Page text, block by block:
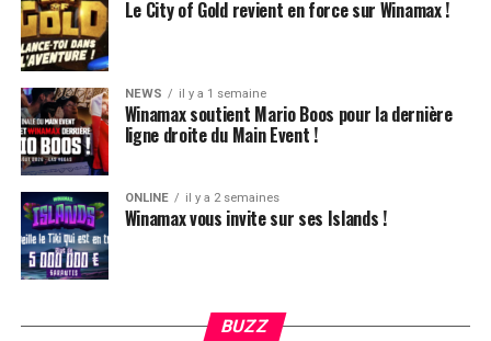
Hugues Mazerolle, vainqueur du Main Event
La victoire de Chotec clôture donc ce festival qui aura,
climat, tout était au top et très bien organisé. Le casino
Le City of Gold revient en force sur Winamax !
NEWS il y a 1 semaine
Winamax soutient Mario Boos pour la dernière
ligne droite du Main Event !
ONLINE il y a 2 semaines
Winamax vous invite sur ses Islands !
BUZZ